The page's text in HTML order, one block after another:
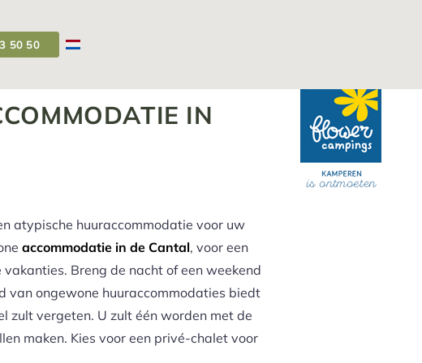
50 50
IN
atypische huuraccommodatie voor uw
accommodatie in de Cantal, voor een
Breng de nacht of een weekend
van ongewone huuraccommodaties biedt
zult vergeten. U zult één worden met de
maken. Kies voor een privé-chalet voor